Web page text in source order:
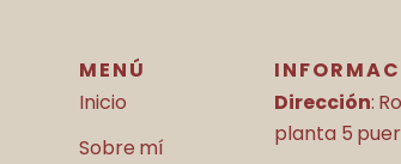
MENÚ
Inicio
Sobre mí
Dirección:
planta 5